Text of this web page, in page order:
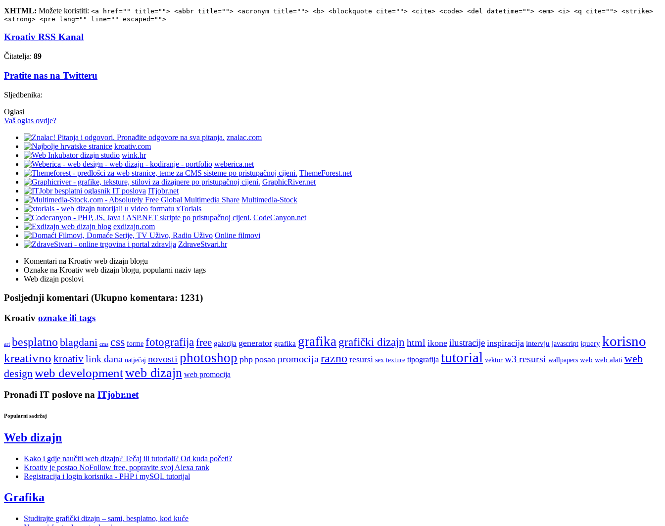
XHTML: Možete koristiti: <a href="" title=""> <abbr title=""> <acronym title=""> <b> <blockquote cite=""> <cite> <code> <del datetime=""> <em> <i> <q cite=""> <strike>
<strong> <pre lang="" line="" escaped="">
Kroativ RSS Kanal
Čitatelja: 89
Pratite nas na Twitteru
Sljedbenika:
Oglasi
Vaš oglas ovdje?
znalac.com
kroativ.com
wink.hr
weberica.net
ThemeForest.net
GraphicRiver.net
ITjobr.net
Multimedia-Stock
xTorials
CodeCanyon.net
exdizajn.com
Online filmovi
ZdraveStvari.hr
Komentari na Kroativ web dizajn blogu
Oznake na Kroativ web dizajn blogu, popularni naziv tags
Web dizajn poslovi
Posljednji komentari (Ukupno komentara: 1231)
Kroativ oznake ili tags
art besplatno blagdani cms css forme fotografija free galerija generator grafika grafika grafički dizajn html ikone ilustracije inspiracija intervju javascript jquery korisno
kreativno kroativlink dana natječaj novosti photoshop php posao promocija razno resursi sex texture tipografija tutorial vektor w3 resursi wallpapers web web alati web
design web developmentweb dizajn web promocija
Pronađi IT poslove na ITjobr.net
Popularni sadržaj
Web dizajn
Kako i gdje naučiti web dizajn? Tečaj ili tutoriali? Od kuda početi?
Kroativ je postao NoFollow free, popravite svoj Alexa rank
Registracija i login korisnika - PHP i mySQL tutorijal
Grafika
Studirajte grafički dizajn – sami, besplatno, kod kuće